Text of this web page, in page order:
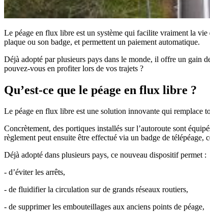
Le péage en flux libre est un système qui facilite vraiment la vie
plaque ou son badge, et permettent un paiement automatique.
Déjà adopté par plusieurs pays dans le monde, il offre un gain
pouvez-vous en profiter lors de vos trajets ?
Qu’est-ce que le péage en flux libre ?
Le péage en flux libre est une solution innovante qui remplace
Concrètement, des portiques installés sur l’autoroute sont
règlement peut ensuite être effectué via un badge de
Déjà adopté dans plusieurs pays, ce nouveau dispositif permet :
- d’éviter les arrêts,
- de fluidifier la circulation sur de grands réseaux routiers,
- de supprimer les embouteillages aux anciens points de péage,